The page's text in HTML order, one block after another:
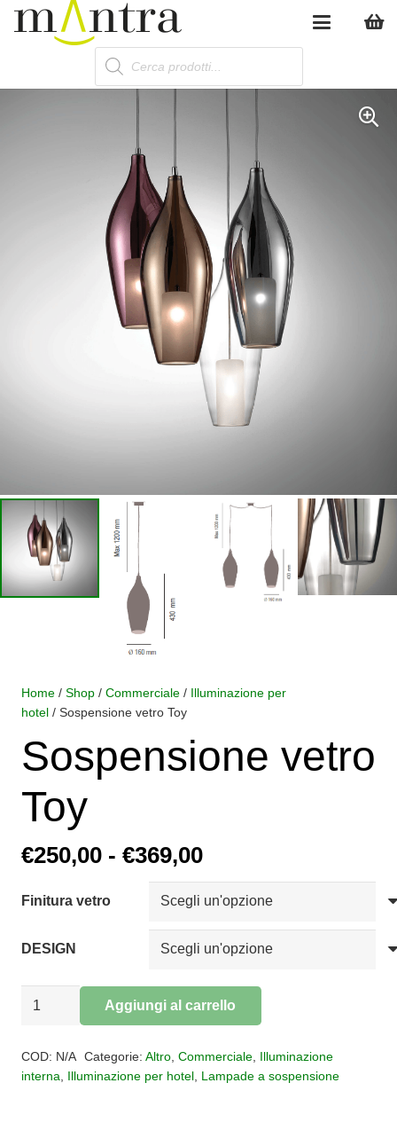
Products
search
Home / Shop / Commerciale / Illuminazione per
hotel / Sospensione vetro Toy
Sospensione vetro
Toy
€250,00 - €369,00Fascia
di
prezzo:
da
€250,00
€369,00
Finitura vetro
DESIGN
Sospensione
quantità
Aggiungi al carrello
COD: N/A Categorie: Altro, Commerciale, Illuminazione
interna, Illuminazione per hotel, Lampade a sospensione